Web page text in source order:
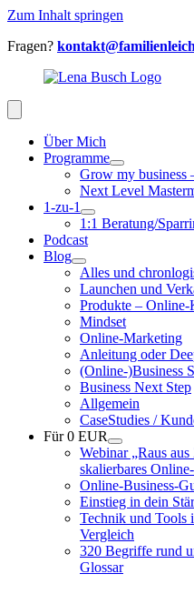
Zum Inhalt springen
Fragen?
Über Mich
Programme
Grow my business
Next Level
1-zu-1
1:1 Beratung/
Podcast
Blog
Alles und
Launchen und
Produkte –
Mindset
Online-Marketing
Anleitung oder
(Online-)Business
Business Next Step
Allgemein
CaseStudies /
Für 0 EUR
Webinar „Raus
skalierbares
Online-Business-
Einstieg in dein
Technik und Tools
Vergleich
320 Begriffe rund
Glossar